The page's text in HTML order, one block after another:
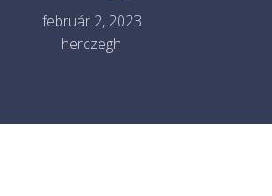
február 2, 2023
herczegh